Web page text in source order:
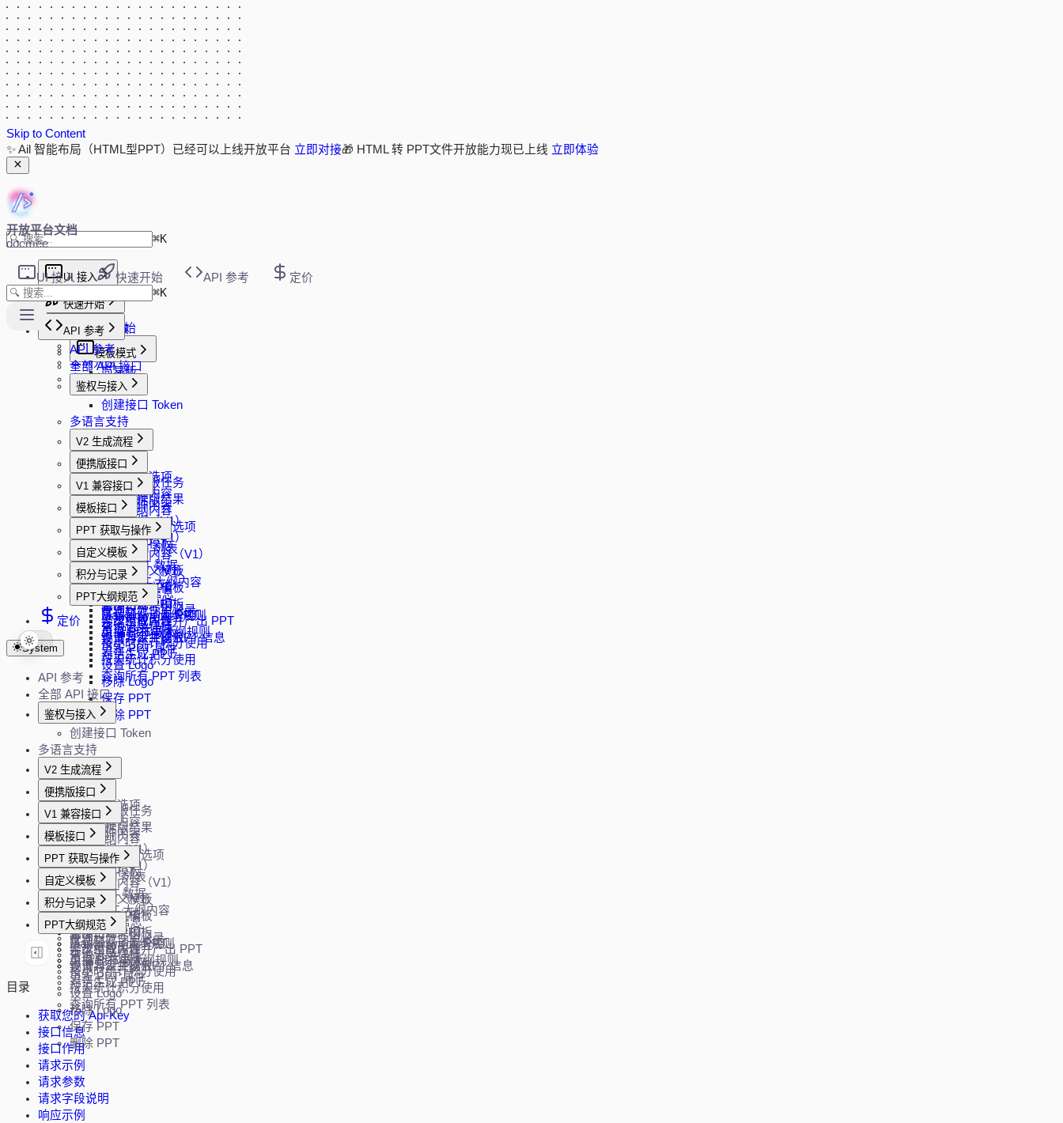
Skip to Content
✨ Ail 智能布局（HTML型PPT）已经可以上线开放平台 立即对接🎁 HTML 转 PPT文件开放能力现已上线 立即体验
开放平台文档
docmee
UI 接入 快速开始 API 参考 定价
⌘K
⌘K
UI 接入
快速开始
初始化参数
事件回调
实例方法
多语言支持
快速开始
快速开始
模板模式
简易版
完整版
API 参考
API 参考
全部 API 接口
鉴权与接入
创建接口 Token
多语言支持
V2 生成流程
创建任务
获取生成选项
生成大纲内容
修改大纲内容
生成 PPT
便携版接口
创建便携版任务
查询便携版结果
V1 兼容接口
解析文件内容
生成大纲（V1）
修改大纲（V1）
生成大纲内容（V1）
生成 PPT（V1）
Word 转 PPT
直接生成 PPT
异步生成内容并产出 PPT
查询异步生成 PPT 信息
对话生成 PPT
模板接口
获取模板过滤选项
分页查询模板
随机模板
PPT 获取与操作
获取 PPT 列表
加载 PPT 数据
加载 PPT 大纲内容
下载 PPT
下载智能动画 PPT
更换 PPT 模板
更新 PPT 属性
设置 Logo
移除 Logo
保存 PPT
删除 PPT
自定义模板
上传自定义模板
下载自定义模板
删除自定义模板
修改模板属性
设置为公共模板
积分与记录
查询 API 信息
查询积分使用记录
查询记录详情
按小时统计积分使用
按天统计积分使用
查询所有 PPT 列表
PPT大纲规范
Markdown 大纲规则
AI 智能布局大纲规则
定价
System
API 参考
全部 API 接口
鉴权与接入
创建接口 Token
多语言支持
V2 生成流程
创建任务
获取生成选项
生成大纲内容
修改大纲内容
生成 PPT
便携版接口
创建便携版任务
查询便携版结果
V1 兼容接口
解析文件内容
生成大纲（V1）
修改大纲（V1）
生成大纲内容（V1）
生成 PPT（V1）
Word 转 PPT
直接生成 PPT
异步生成内容并产出 PPT
查询异步生成 PPT 信息
对话生成 PPT
模板接口
获取模板过滤选项
分页查询模板
随机模板
PPT 获取与操作
获取 PPT 列表
加载 PPT 数据
加载 PPT 大纲内容
下载 PPT
下载智能动画 PPT
更换 PPT 模板
更新 PPT 属性
设置 Logo
移除 Logo
保存 PPT
删除 PPT
自定义模板
上传自定义模板
下载自定义模板
删除自定义模板
修改模板属性
设置为公共模板
积分与记录
查询 API 信息
查询积分使用记录
查询记录详情
按小时统计积分使用
按天统计积分使用
查询所有 PPT 列表
PPT大纲规范
Markdown 大纲规则
AI 智能布局大纲规则
目录
获取您的 Api-Key
接口信息
接口作用
请求示例
请求参数
请求字段说明
响应示例